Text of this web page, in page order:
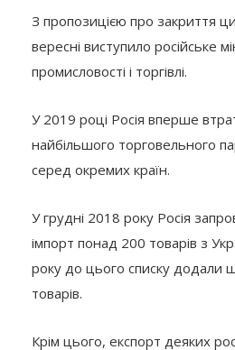
З пропозицією про закриття
вересні виступило російське
промисловості і торгівлі.
У 2019 році Росія вперше
найбільшого торговельного
серед окремих країн.
У грудні 2018 року Росія
імпорт понад 200 товарів з
року до цього списку додали
товарів.
Крім цього, експорт деяких